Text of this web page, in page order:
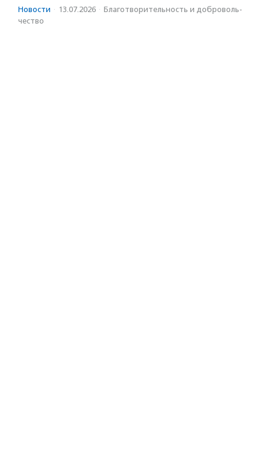
Новости · 13.07.2026 · Благотвори­тель­ность и доброволь­
чест­во